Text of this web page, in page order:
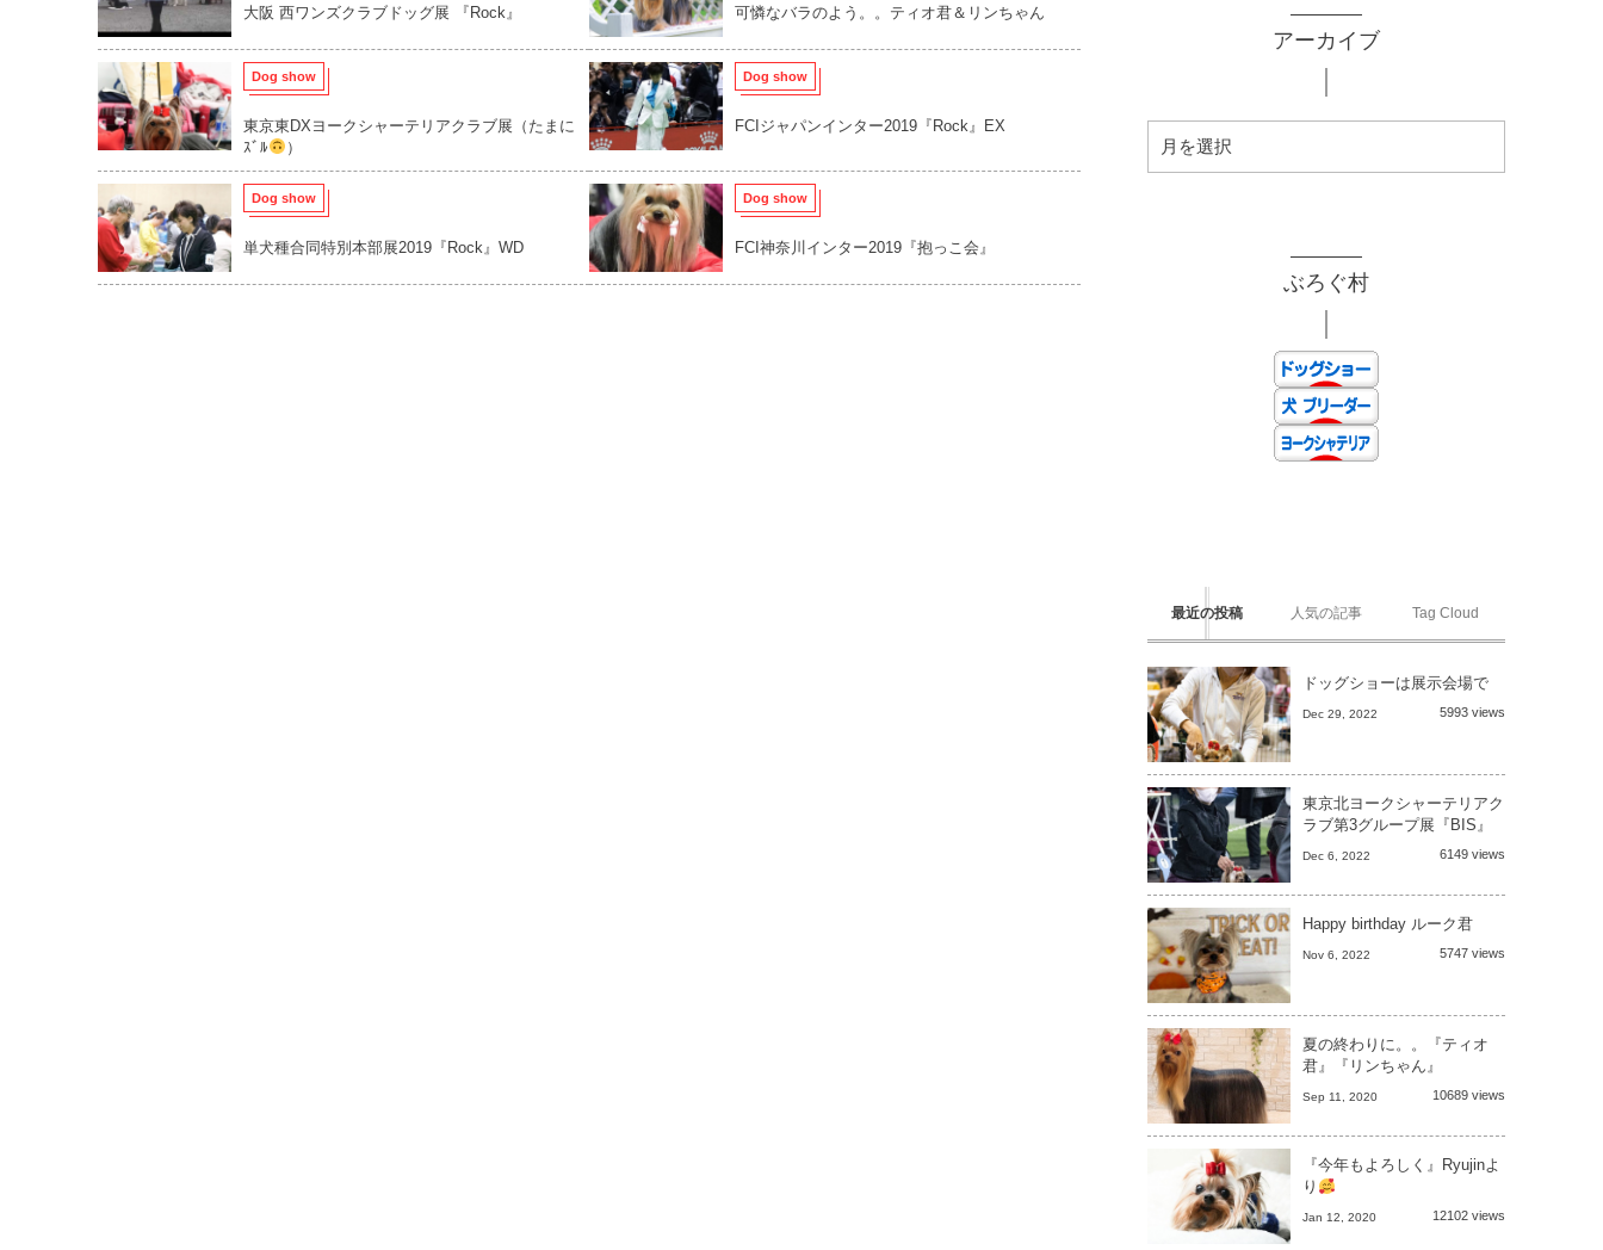
大阪 西ワンズクラブドッグ展 『Rock』 可憐なバラのよう。。ティオ君＆リンちゃん
Dog show
東京東DXヨークシャーテリアクラブ展（たまに
ｽﾞﾙ
）
Dog show
FCIジャパンインター2019『Rock』EX
Dog show
単犬種合同特別本部展2019『Rock』WD
Dog show
FCI神奈川インター2019『抱っこ会』
アーカイブ
ぶろぐ村
最近の投稿 人気の記事 Tag Cloud
ドッグショーは展示会場で
Dec 29, 2022 5993 views
東京北ヨークシャーテリアク
ラブ第3グループ展『BIS』
Dec 6, 2022 6149 views
Happy birthday ルーク君
Nov 6, 2022 5747 views
夏の終わりに。。『ティオ
君』『リンちゃん』
Sep 11, 2020 10689 views
『今年もよろしく』Ryujinよ
り
Jan 12, 2020 12102 views